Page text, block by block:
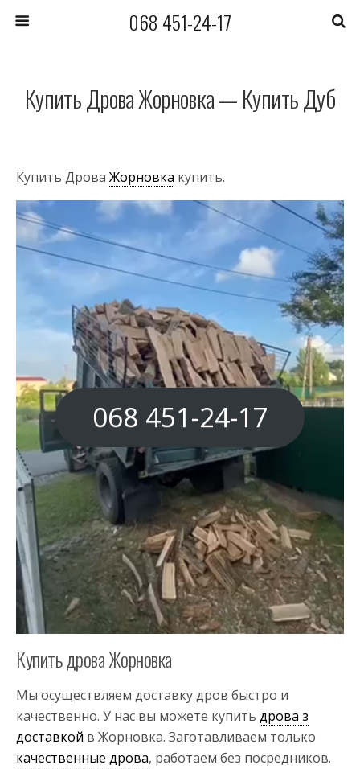
068 451-24-17
Купить Дрова Жорновка — Купить Дуб
Купить Дрова Жорновка купить.
068 451-24-17
Купить дрова Жорновка
Мы осуществляем доставку дров быстро и
качественно. У нас вы можете купить дрова з
доставкой в Жорновка. Заготавливаем только
качественные дрова, работаем без посредников.